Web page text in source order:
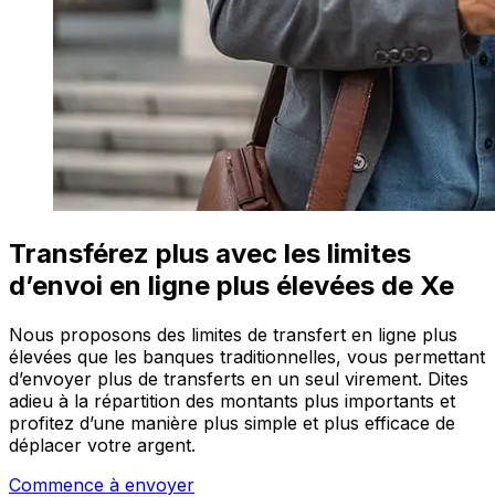
Transférez plus avec les limites
d’envoi en ligne plus élevées de Xe
Nous proposons des limites de transfert en ligne plus
élevées que les banques traditionnelles, vous permettant
d’envoyer plus de transferts en un seul virement. Dites
adieu à la répartition des montants plus importants et
profitez d’une manière plus simple et plus efficace de
déplacer votre argent.
Commence à envoyer